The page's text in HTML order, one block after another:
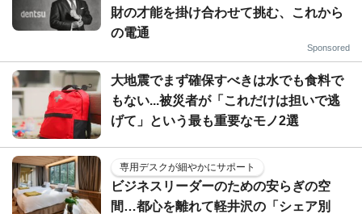
財の才能を掛け合わせて挑む、これから
の電通
Sponsored
大地震でまず確保すべきは水でも食料で
もない...被災者が「これだけは担いで逃
げて」という最も重要なモノ2選
専用デスクが細やかにサポート
ビジネスリーダーのための安らぎの空
間…都心を離れて軽井沢の「シェア別